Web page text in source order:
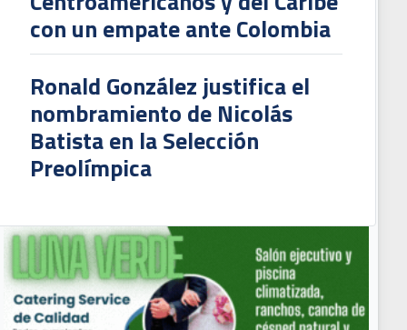
con un empate ante Colombia
Ronald González justifica el
nombramiento de Nicolás
Batista en la Selección
Preolímpica